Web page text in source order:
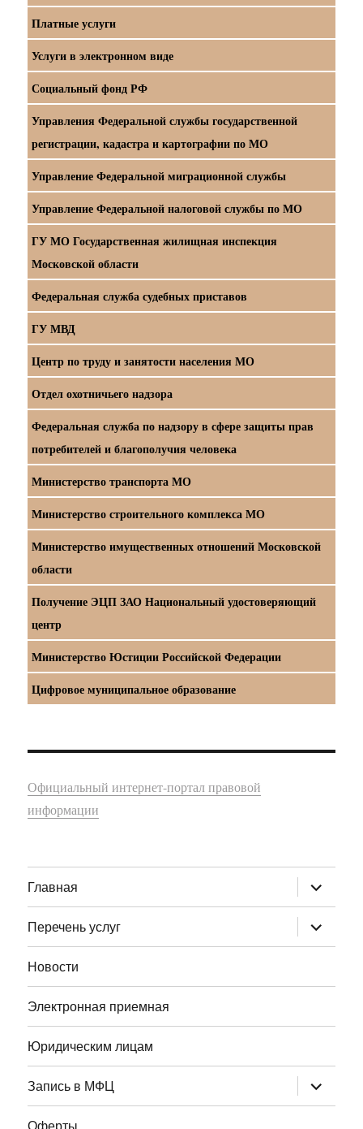
Платные услуги
Услуги в электронном виде
Социальный фонд РФ
Управления Федеральной службы государственной
регистрации, кадастра и картографии по МО
Управление Федеральной миграционной службы
Управление Федеральной налоговой службы по МО
ГУ МО Государственная жилищная инспекция
Московской области
Федеральная служба судебных приставов
ГУ МВД
Центр по труду и занятости населения МО
Отдел охотничьего надзора
Федеральная служба по надзору в сфере защиты прав
потребителей и благополучия человека
Министерство транспорта МО
Министерство строительного комплекса МО
Министерство имущественных отношений Московской
области
Получение ЭЦП ЗАО Национальный удостоверяющий
центр
Министерство Юстиции Российской Федерации
Цифровое муниципальное образование
Официальный интернет-портал правовой
информации
Главная раскрыть
дочернее
меню
Перечень услуг
раскрыть
дочернее
меню
Новости
Электронная приемная
Юридическим лицам
Запись в МФЦ раскрыть
дочернее
меню